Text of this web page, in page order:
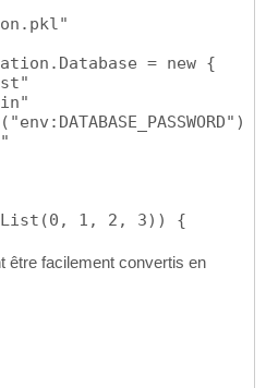
= new {
1, 2, 3)) {
+ offset
être facilement convertis en